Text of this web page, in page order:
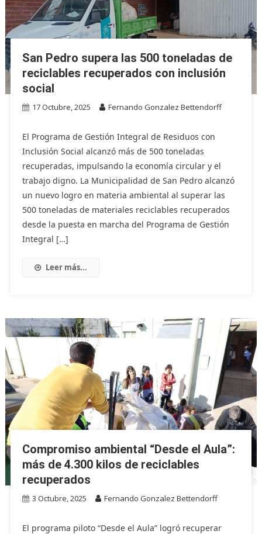
San Pedro supera las 500 toneladas de
reciclables recuperados con inclusión
social
17 Octubre, 2025 Fernando Gonzalez Bettendorff
El Programa de Gestión Integral de Residuos con
Inclusión Social alcanzó más de 500 toneladas
recuperadas, impulsando la economía circular y el
trabajo digno. La Municipalidad de San Pedro alcanzó
un nuevo logro en materia ambiental al superar las
500 toneladas de materiales reciclables recuperados
desde la puesta en marcha del Programa de Gestión
Integral […]
Leer más...
Compromiso ambiental “Desde el Aula”:
más de 4.300 kilos de reciclables
recuperados
3 Octubre, 2025 Fernando Gonzalez Bettendorff
El programa piloto “Desde el Aula” logró recuperar